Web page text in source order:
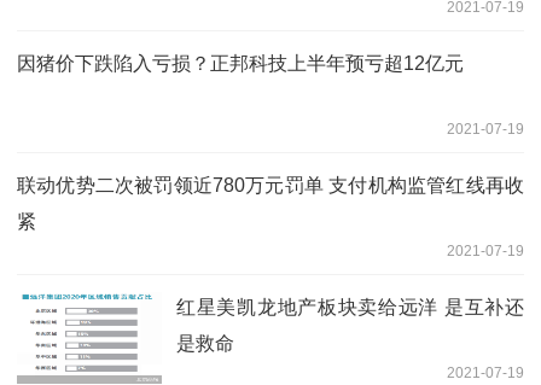
2021-07-19
因猪价下跌陷入亏损？正邦科技上半年预亏超12亿元
2021-07-19
联动优势二次被罚领近780万元罚单 支付机构监管红线再收
紧
2021-07-19
红星美凯龙地产板块卖给远洋 是互补还
是救命
2021-07-19